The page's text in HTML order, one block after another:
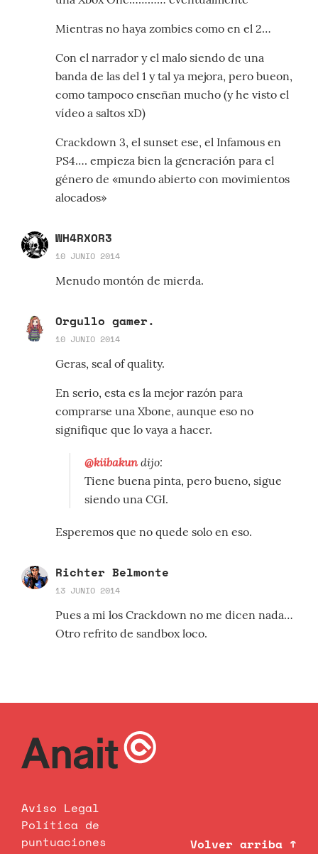
Mientras no haya zombies como en el 2…
Con el narrador y el malo siendo de una
banda de las del 1 y tal ya mejora, pero bueon,
como tampoco enseñan mucho (y he visto el
vídeo a saltos xD)
Crackdown 3, el sunset ese, el Infamous en
PS4…. empieza bien la generación para el
género de «mundo abierto con movimientos
alocados»
WH4RXOR3
10 JUNIO 2014
Menudo montón de mierda.
Orgullo gamer.
10 JUNIO 2014
Geras, seal of quality.
En serio, esta es la mejor razón para
comprarse una Xbone, aunque eso no
signifique que lo vaya a hacer.
@kiibakundijo:
Tiene buena pinta, pero bueno, sigue
siendo una CGI.
Esperemos que no quede solo en eso.
Richter Belmonte
13 JUNIO 2014
Pues a mi los Crackdown no me dicen nada…
Otro refrito de sandbox loco.
Aviso Legal
Política de
puntuaciones
Volver arriba ↑